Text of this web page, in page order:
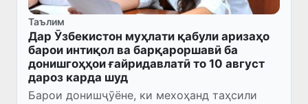
Таълим
Дар Ӯзбекистон муҳлати қабули аризаҳо
барои интиқол ва барқароршавӣ ба
донишгоҳҳои ғайридавлатӣ то 10 август
дароз карда шуд
Барои донишҷӯёне, ки мехоҳанд таҳсили